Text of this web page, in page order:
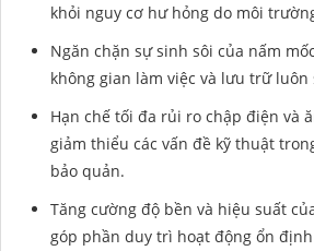
khỏi nguy cơ hư hỏng do môi
Ngăn chặn sự sinh sôi của nấm
không gian làm việc và lưu trữ luôn
Hạn chế tối đa rủi ro chập điện và
giảm thiểu các vấn đề kỹ thuật
bảo quản.
Tăng cường độ bền và hiệu suất
góp phần duy trì hoạt động ổn